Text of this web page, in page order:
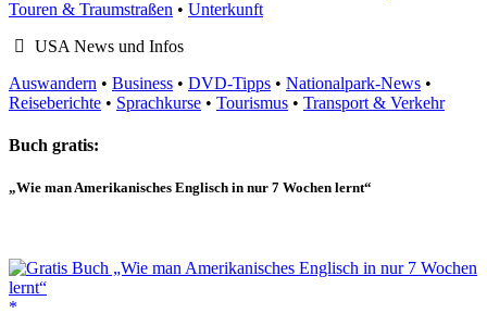
Touren & Traumstraßen • Unterkunft
USA News und Infos
Auswandern • Business • DVD-Tipps • Nationalpark-News •
Reiseberichte • Sprachkurse • Tourismus • Transport & Verkehr
Buch gratis:
„Wie man Amerikanisches Englisch in nur 7 Wochen lernt“